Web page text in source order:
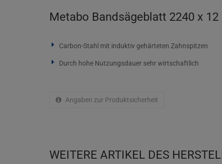
Metabo Bandsägeblatt 2240 x 12
Carbon-Stahl mit induktiv gehärteten Zahnspitzen
Durch hohe Nutzungsdauer sehr wirtschaftlich
Angaben zur Produktsicherheit
WEITERE ARTIKEL DES